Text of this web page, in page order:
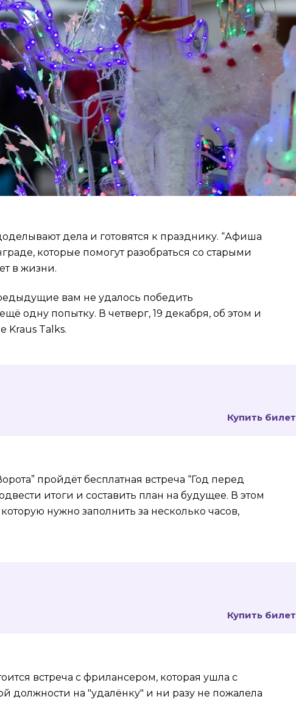
дела и готовятся к празднику. “Афиша
которые помогут разобраться со старыми
в жизни.
вам не удалось победить
одну попытку. В четверг, 19 декабря, об этом и
Kraus Talks.
Купить билет
пройдёт бесплатная встреча “Год перед
итоги и составить план на будущее. В этом
нужно заполнить за несколько часов,
Купить билет
встреча с фрилансером, которая ушла с
должности на "удалёнку" и ни разу не пожалела